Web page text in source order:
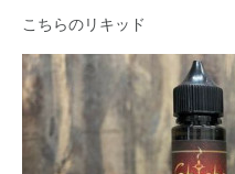
こちらのリキッド